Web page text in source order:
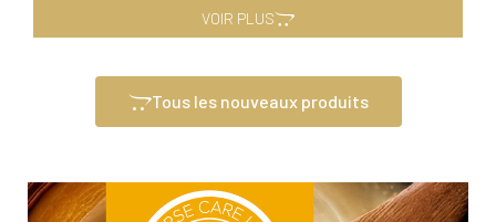
VOIR PLUS
Tous les nouveaux produits